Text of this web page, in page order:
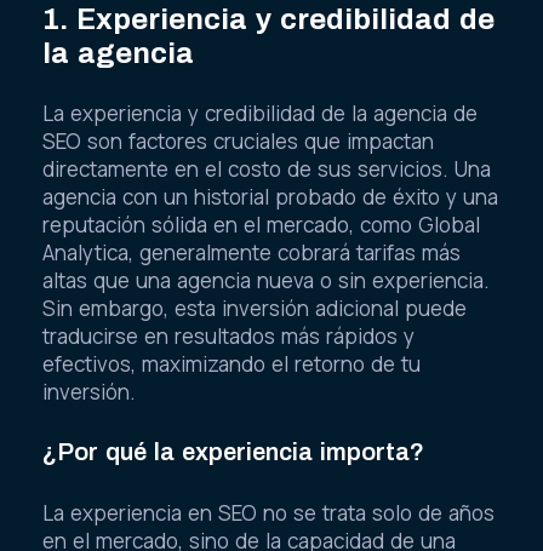
1. Experiencia y credibilidad de
la agencia
La experiencia y credibilidad de la agencia de
SEO son factores cruciales que impactan
directamente en el costo de sus servicios. Una
agencia con un historial probado de éxito y una
reputación sólida en el mercado, como Global
Analytica, generalmente cobrará tarifas más
altas que una agencia nueva o sin experiencia.
Sin embargo, esta inversión adicional puede
traducirse en resultados más rápidos y
efectivos, maximizando el retorno de tu
inversión.
¿Por qué la experiencia importa?
La experiencia en SEO no se trata solo de años
en el mercado, sino de la capacidad de una